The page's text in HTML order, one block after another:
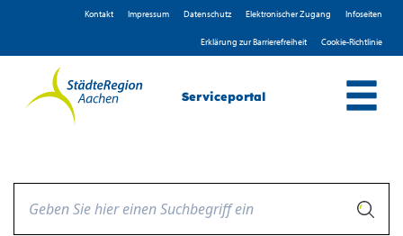
Zum Hauptinhalt springen
Zum Hauptinhalt
Kontakt Impressum D­atenschutz Elektronischer Zugang Infoseiten
Erklärung zur Barrierefreiheit Cookie-Richtlinie
Serviceportal